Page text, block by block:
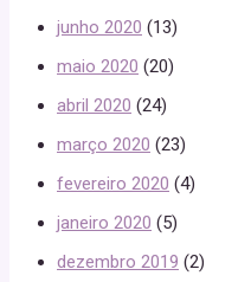
junho 2020 (13)
maio 2020 (20)
abril 2020 (24)
março 2020 (23)
fevereiro 2020 (4)
janeiro 2020 (5)
dezembro 2019 (2)